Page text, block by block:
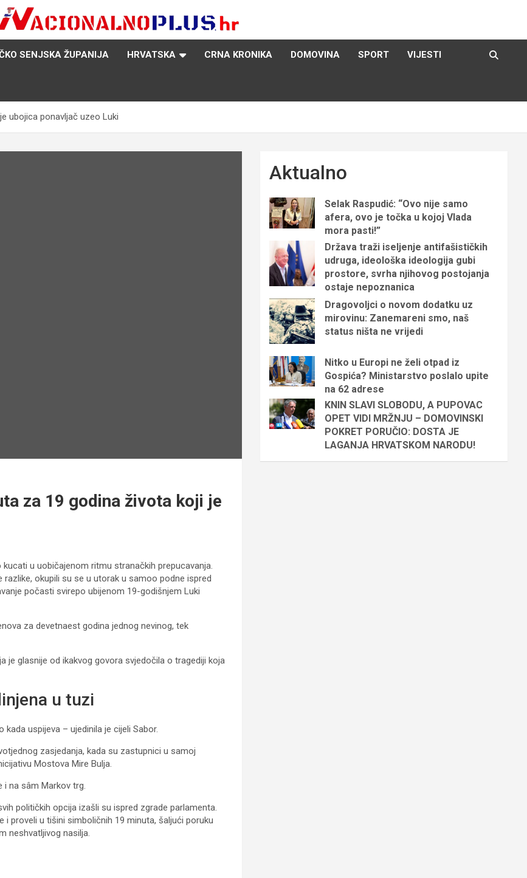
želi znati više
SENJSKA ŽUPANIJA HRVATSKA CRNA KRONIKA DOMOVINA SPORT VIJESTI
ubojica ponavljač uzeo Luki
za 19 godina života koji je
u uobičajenom ritmu stranačkih prepucavanja.
okupili su se u utorak u samoo podne ispred
počasti svirepo ubijenom 19-godišnjem Luki
za devetnaest godina jednog nevinog, tek
je glasnije od ikakvog govora svjedočila o tragediji koja
u tuzi
uspijeva – ujedinila je cijeli Sabor.
zasjedanja, kada su zastupnici u samoj
Mostova Mire Bulja.
na sâm Markov trg.
političkih opcija izašli su ispred zgrade parlamenta.
i proveli u tišini simboličnih 19 minuta, šaljući poruku
neshvatljivog nasilja.
Aktualno
Selak Raspudić: “Ovo nije samo
afera, ovo je točka u kojoj Vlada
mora pasti!”
Država traži iseljenje antifašističkih
udruga, ideološka ideologija gubi
prostore, svrha njihovog postojanja
ostaje nepoznanica
Dragovoljci o novom dodatku uz
mirovinu: Zanemareni smo, naš
status ništa ne vrijedi
Nitko u Europi ne želi otpad iz
Gospića? Ministarstvo poslalo upite
na 62 adrese
KNIN SLAVI SLOBODU, A PUPOVAC
OPET VIDI MRŽNJU – DOMOVINSKI
POKRET PORUČIO: DOSTA JE
LAGANJA HRVATSKOM NARODU!